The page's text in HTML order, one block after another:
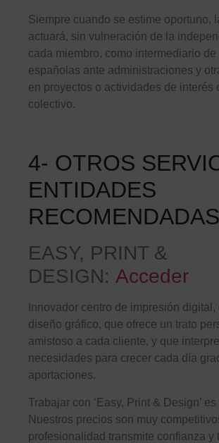
Siempre cuando se estime oportuno,
actuará, sin vulneración de la
cada miembro, como intermediario
españolas ante administraciones y
en proyectos o actividades de interés
colectivo.
4- OTROS
ENTIDADES
RECOMENDADAS
EASY, PRINT &
DESIGN: Acceder
Innovador centro de impresión digital,
diseño gráfico, que ofrece un trato
amistoso a cada cliente, y que
necesidades para crecer cada día
aportaciones.
Trabajar con ‘Easy, Print & Design’ es
Nuestros precios son muy
profesionalidad transmite confianza y